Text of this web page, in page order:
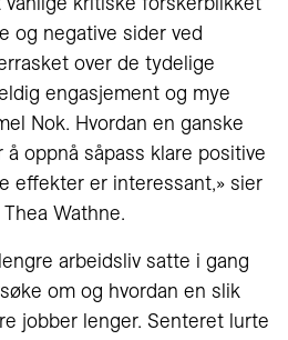
og negative sider ved
over de tydelige
engasjement og mye
Nok. Hvordan en ganske
oppnå såpass klare positive
effekter er interessant,» sier
Wathne.
arbeidsliv satte i gang
om og hvordan en slik
jobber lenger. Senteret lurte